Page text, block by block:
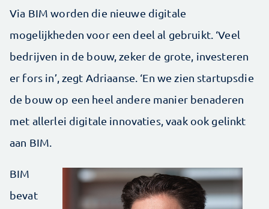
Via BIM worden die nieuwe digitale
mogelijkheden voor een deel al gebruikt. ‘Veel
bedrijven in de bouw, zeker de grote, investeren
er fors in’, zegt Adriaanse. ‘En we zien startupsdie
de bouw op een heel andere manier benaderen
met allerlei digitale innovaties, vaak ook gelinkt
aan BIM.
BIM
bevat